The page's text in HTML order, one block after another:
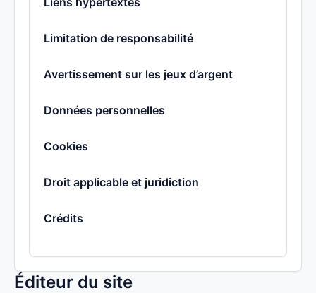
Limitation de responsabilité
Avertissement sur les jeux d’argent
Données personnelles
Cookies
Droit applicable et juridiction
Crédits
Éditeur du site